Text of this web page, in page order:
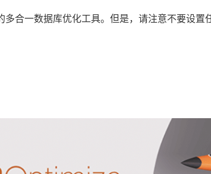
多合一数据库优化工具。但是，请注意不要设